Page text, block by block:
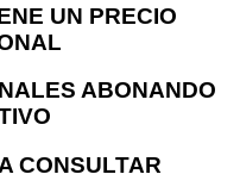
UN PRECIO
ABONANDO
CONSULTAR